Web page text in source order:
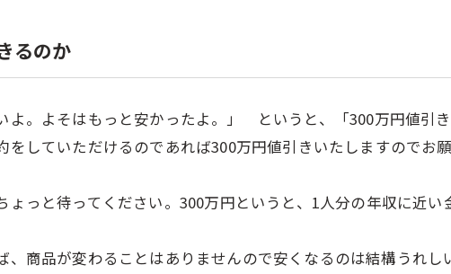
るのか
よ。よそはもっと安かったよ。」 というと、「300万円値引
していただけるのであれば300万円値引きいたしますのでお
ょっと待ってください。300万円というと、1人分の年収に近
商品が変わることはありませんので安くなるのは結構うれし